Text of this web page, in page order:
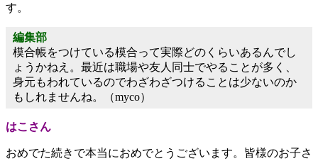
す。
編集部
模合帳をつけている模合って実際どのくらいあるんでし
ょうかねえ。最近は職場や友人同士でやることが多く、
身元もわれているのでわざわざつけることは少ないのか
もしれませんね。（myco）
はこさん
おめでた続きで本当におめでとうございます。皆様のお子さ